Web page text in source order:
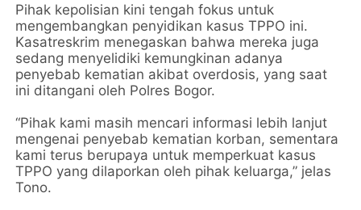
Pihak kepolisian kini tengah fokus untuk
mengembangkan penyidikan kasus TPPO ini.
Kasatreskrim menegaskan bahwa mereka juga
sedang menyelidiki kemungkinan adanya
penyebab kematian akibat overdosis, yang saat
ini ditangani oleh Polres Bogor.
“Pihak kami masih mencari informasi lebih lanjut
mengenai penyebab kematian korban, sementara
kami terus berupaya untuk memperkuat kasus
TPPO yang dilaporkan oleh pihak keluarga,” jelas
Tono.